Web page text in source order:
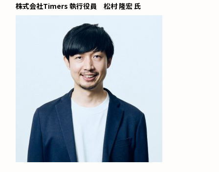
株式会社Timers 執行役員 松村 隆宏 氏